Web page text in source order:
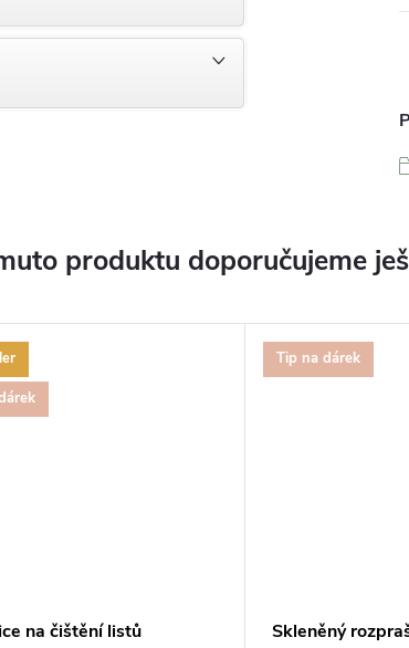
produktu doporučujeme
na čištění listů
Tip na dárek
Skleněný